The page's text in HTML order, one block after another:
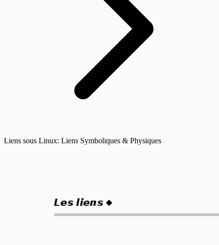
Liens sous Linux: Liens Symboliques & Physiques